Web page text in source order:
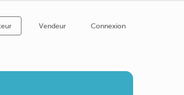
Vendeur Connexion